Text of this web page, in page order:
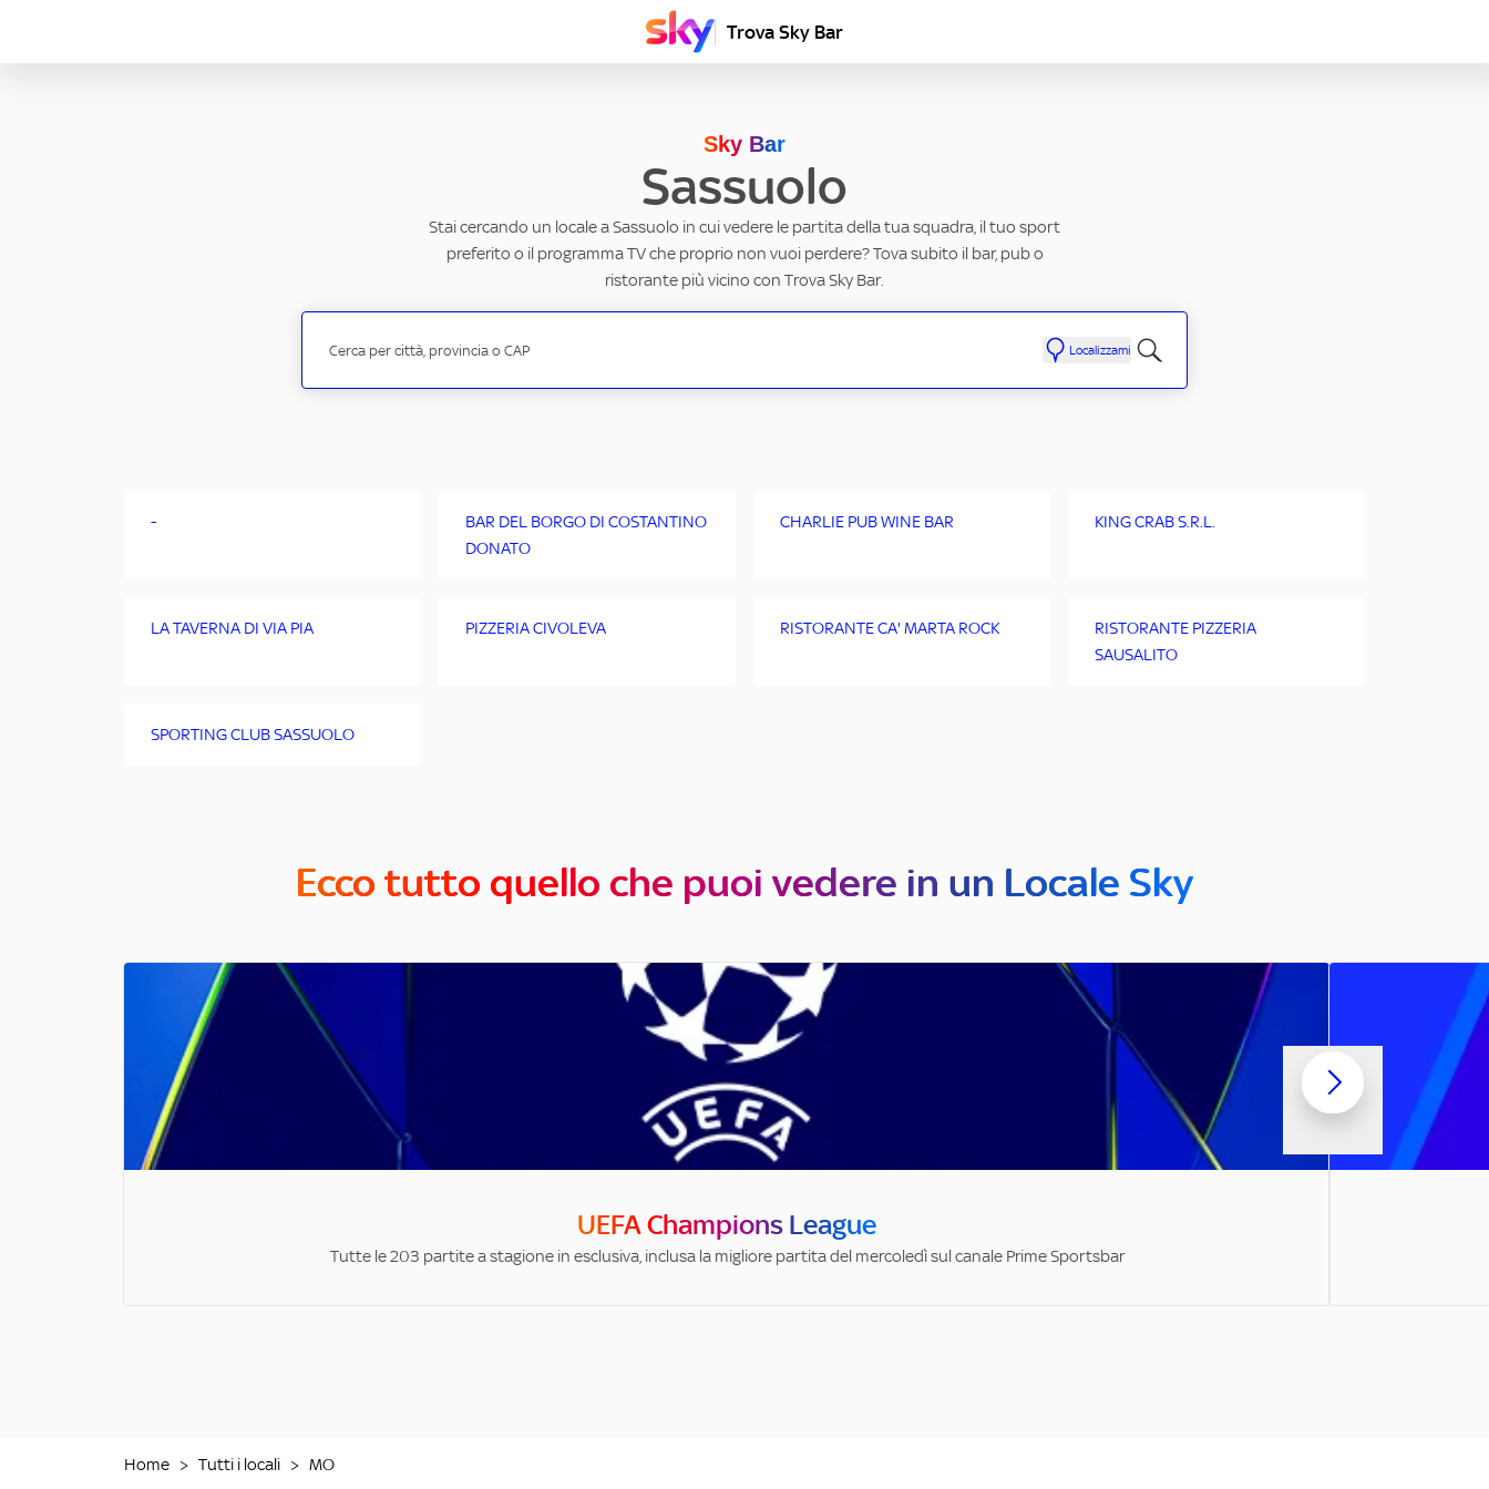
Trova Sky Bar
Sky Bar
Sassuolo
Stai cercando un locale a Sassuolo in cui vedere le partita della tua squadra, il tuo sport
preferito o il programma TV che proprio non vuoi perdere? Tova subito il bar, pub o
ristorante più vicino con Trova Sky Bar.
Localizzami
-
BAR DEL BORGO DI COSTANTINO
DONATO
CHARLIE PUB WINE BAR KING CRAB S.R.L.
LA TAVERNA DI VIA PIA PIZZERIA CIVOLEVA RISTORANTE CA' MARTA ROCK
RISTORANTE PIZZERIA
SAUSALITO
SPORTING CLUB SASSUOLO
Ecco tutto quello che puoi vedere in un Locale Sky
UEFA Champions League
Tutte le 203 partite a stagione in esclusiva, inclusa la migliore partita del mercoledì sul canale Prime Sportsbar
Home > Tutti i locali > MO